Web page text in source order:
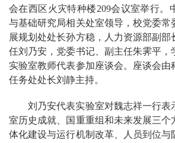
会在西区火灾特种楼209会议室举行。
与基础研究局相关处室领导，校党委常
展规划处处长孙方稳，人力资源部副部
任刘乃安，党委书记、副主任朱霁平，
实验室教师代表参加座谈会。座谈会由
任务处处长刘静主持。
刘乃安代表实验室对魏志祥一行表
室历史成就、国重重组和未来发展三个
体化建设与运行机制改革、人员到位与